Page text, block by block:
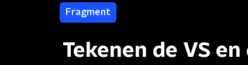
Fragment
Tekenen de VS